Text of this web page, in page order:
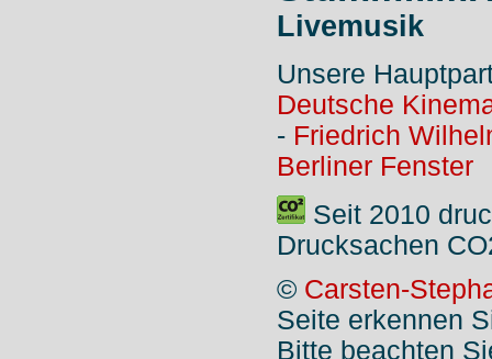
Livemusik
Unsere
Deutsche
- Friedrich
Berliner Fenster
Seit 2010
Drucksachen
© Carsten-
Seite erkennen
Bitte beachten